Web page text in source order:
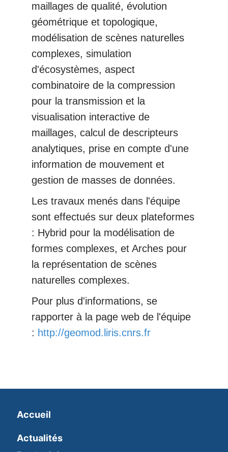
maillages de qualité, évolution
géométrique et topologique,
modélisation de scènes naturelles
complexes, simulation
d'écosystèmes, aspect
combinatoire de la compression
pour la transmission et la
visualisation interactive de
maillages, calcul de descripteurs
analytiques, prise en compte d'une
information de mouvement et
gestion de masses de données.
Les travaux menés dans l'équipe
sont effectués sur deux plateformes
: Hybrid pour la modélisation de
formes complexes, et Arches pour
la représentation de scènes
naturelles complexes.
Pour plus d'informations, se
rapporter à la page web de l'équipe
: http://geomod.liris.cnrs.fr
Accueil
Actualités